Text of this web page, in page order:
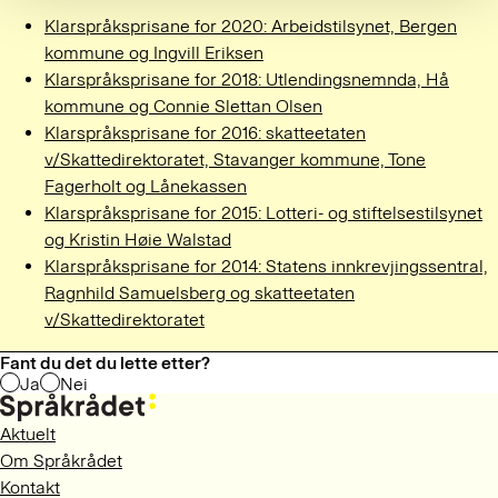
Klarspråksprisane for 2020: Arbeidstilsynet, Bergen
kommune og Ingvill Eriksen
Klarspråksprisane for 2018: Utlendingsnemnda, Hå
kommune og Connie Slettan Olsen
Klarspråksprisane for 2016: skatteetaten
v/Skattedirektoratet, Stavanger kommune, Tone
Fagerholt og Lånekassen
Klarspråksprisane for 2015: Lotteri- og stiftelsestilsynet
og Kristin Høie Walstad
Klarspråksprisane for 2014: Statens innkrevjingssentral,
Ragnhild Samuelsberg og skatteetaten
v/Skattedirektoratet
Fant du det du lette etter?
Ja
Nei
Aktuelt
Om Språkrådet
Kontakt